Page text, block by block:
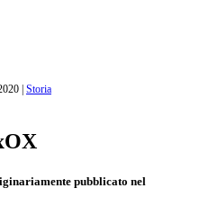
Storia
pubblicato nel